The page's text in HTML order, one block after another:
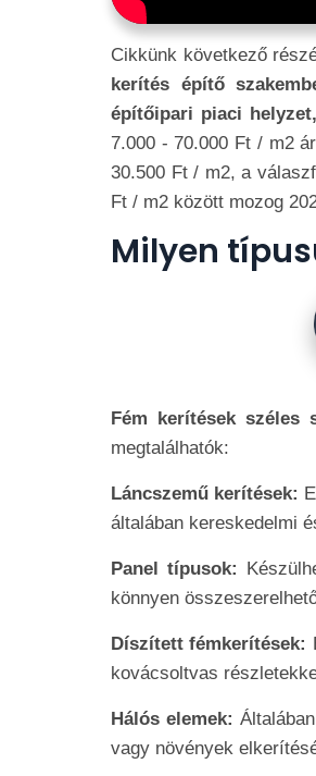
Cikkünk következő
kerítés építő
építőipari piaci
7.000 - 70.000 Ft / m2
30.500 Ft / m2, a
Ft / m2 között mozog
Milyen
Fém kerítések széles
megtalálhatók:
Láncszemű kerítések:
általában kereskedelmi
Panel típusok:
könnyen
Díszített fémkerítések:
kovácsoltvas
Hálós elemek:
vagy növények